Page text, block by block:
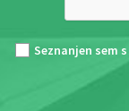
Seznanjen sem s